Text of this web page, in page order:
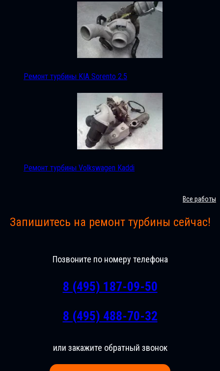
Ремонт турбины KIA Sorento 2.5
Ремонт турбины Volkswagen Kaddi
Все работы
Запишитесь на ремонт турбины сейчас!
Позвоните по номеру телефона
8 (495) 187-09-50
8 (495) 488-70-32
или закажите обратный звонок